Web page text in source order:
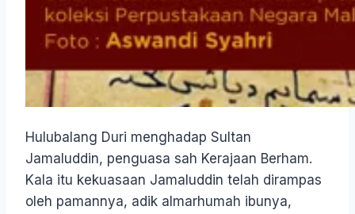
Hulubalang Duri menghadap Sultan
Jamaluddin, penguasa sah Kerajaan Berham.
Kala itu kekuasaan Jamaluddin telah dirampas
oleh pamannya, adik almarhumah ibunya,